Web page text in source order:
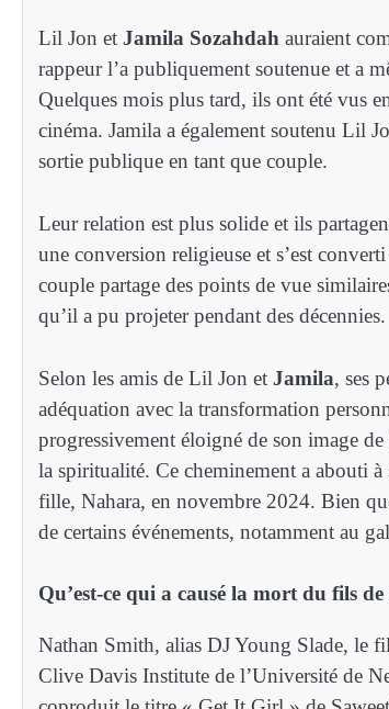
Lil Jon et Jamila Sozahdah auraient
rappeur l’a publiquement soutenue et a
Quelques mois plus tard, ils ont été vus
cinéma. Jamila a également soutenu Lil
sortie publique en tant que couple.
Leur relation est plus solide et ils
une conversion religieuse et s’est
couple partage des points de vue
qu’il a pu projeter pendant des décennies.
Selon les amis de Lil Jon et Jamila, ses
adéquation avec la transformation
progressivement éloigné de son image
la spiritualité. Ce cheminement a abouti
fille, Nahara, en novembre 2024. Bien
de certains événements, notamment au
Qu’est-ce qui a causé la mort du fils
Nathan Smith, alias DJ Young Slade, le
Clive Davis Institute de l’Université de